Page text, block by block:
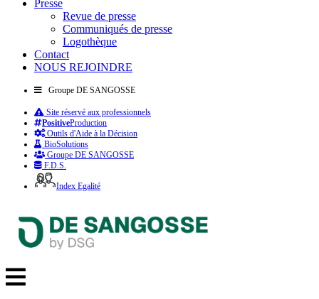
Presse
Revue de presse
Communiqués de presse
Logothèque
Contact
NOUS REJOINDRE
Groupe DE SANGOSSE
Site réservé aux professionnels
PositiveProduction
Outils d'Aide à la Décision
BioSolutions
Groupe DE SANGOSSE
F.D.S.
Index Egalité